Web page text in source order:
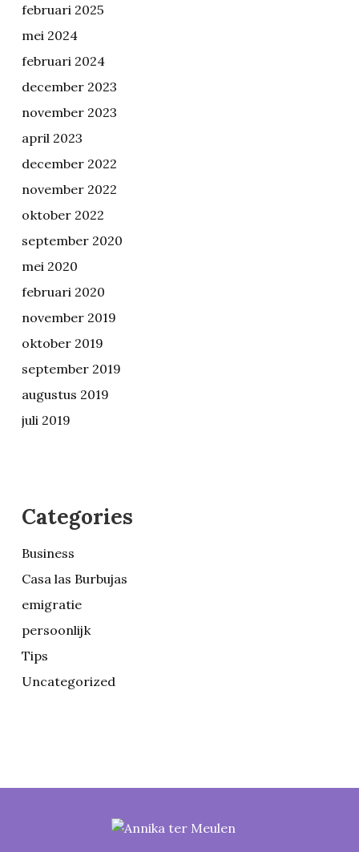
februari 2025
mei 2024
februari 2024
december 2023
november 2023
april 2023
december 2022
november 2022
oktober 2022
september 2020
mei 2020
februari 2020
november 2019
oktober 2019
september 2019
augustus 2019
juli 2019
Categories
Business
Casa las Burbujas
emigratie
persoonlijk
Tips
Uncategorized